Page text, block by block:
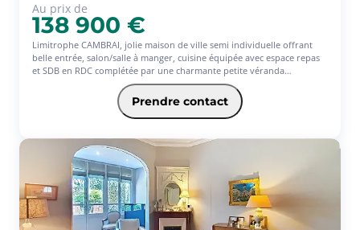
Au prix de
138 900 €
Limitrophe CAMBRAI, jolie maison de ville semi individuelle offrant
belle entrée, salon/salle à manger, cuisine équipée avec espace repas
et SDB en RDC complétée par une charmante petite véranda
permettant l'accès au jardin. L'étage dispose d'un palier distribuant 3
chambres . CC gaz, Terrasse sur l'arrière entourée d'un jardin clos et
arboré. Cave, grand garage 2 voitures avec porte motorisée.
Les informations sur les risques auxquels ce bien est exposé sont
(6.85 % d'honoraires TTC à la charge de l'acquéreur.)
Prendre contact